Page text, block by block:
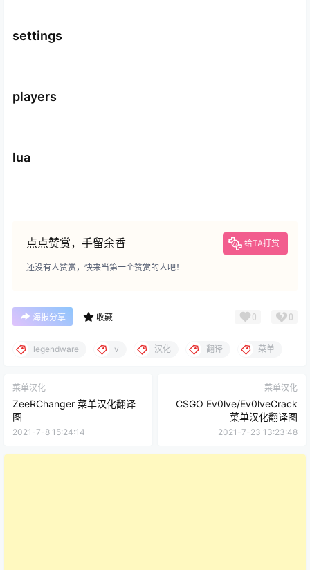
settings
players
lua
点点赞赏，手留余香 给TA打赏
还没有人赞赏，快来当第一个赞赏的人吧！
海报分享 收藏 0 0
legendware v 汉化 翻译 菜单
菜单汉化
ZeeRChanger 菜单汉化翻译
图
2021-7-8 15:24:14
菜单汉化
CSGO Ev0lve/Ev0lveCrack
菜单汉化翻译图
2021-7-23 13:23:48